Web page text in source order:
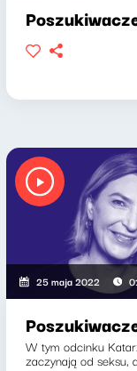
Klaudiusz Slezak
25 maja 2022
W tym odcinku
zaczynają od seksu,